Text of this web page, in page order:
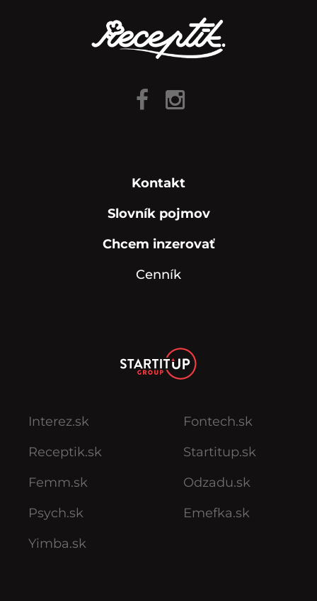
Kontakt
Slovník pojmov
Chcem inzerovať
Cenník
Interez.sk
Receptik.sk
Femm.sk
Psych.sk
Yimba.sk
Fontech.sk
Startitup.sk
Odzadu.sk
Emefka.sk